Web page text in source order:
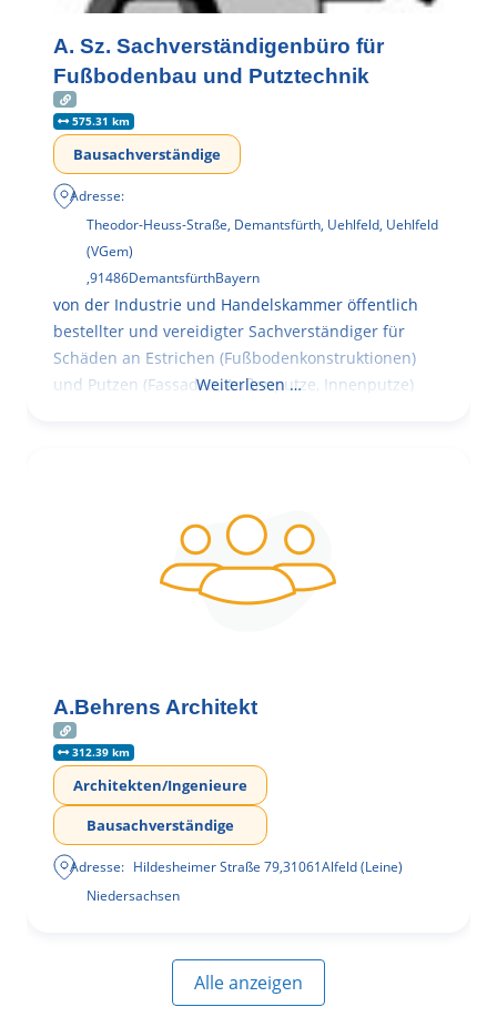
A. Sz. Sachverständigenbüro für
Fußbodenbau und Putztechnik
575.31 km
Bausachverständige
Adresse:
Theodor-Heuss-Straße, Demantsfürth, Uehlfeld, Uehlfeld
(VGem)
,91486DemantsfürthBayern
von der Industrie und Handelskammer öffentlich
bestellter und vereidigter Sachverständiger für
Schäden an Estrichen (Fußbodenkonstruktionen)
und Putzen (Fassaden, Außenputze, Innenputze)
Weiterlesen …
A.Behrens Architekt
312.39 km
Architekten/Ingenieure
Bausachverständige
Adresse: Hildesheimer Straße 79,31061Alfeld (Leine)
Niedersachsen
Alle anzeigen